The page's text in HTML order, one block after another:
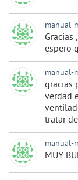
manual-
espero
manual-
gracias
verdad
tratar
manual-
MUY